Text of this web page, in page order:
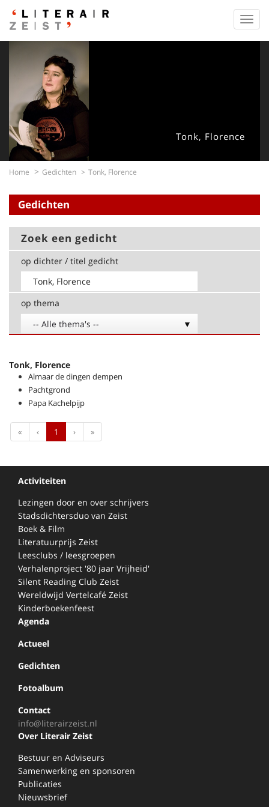
Tonk, Florence
Home Gedichten Tonk, Florence
Gedichten
Zoek een gedicht
op dichter / titel gedicht
op thema
-- Alle thema's --
Tonk, Florence
Almaar de dingen dempen
Pachtgrond
Papa Kachelpijp
«First ‹Previous
1 ›Next»Last
Activiteiten
Lezingen door en over schrijvers
Stadsdichtersduo van Zeist
Boek & Film
Literatuurprijs Zeist
Leesclubs / leesgroepen
Verhalenproject '80 jaar Vrijheid'
Silent Reading Club Zeist
Wereldwijd Vertelcafé Zeist
Kinderboekenfeest
Agenda
Actueel
Gedichten
Fotoalbum
Contact
info@literairzeist.nl
Over Literair Zeist
Bestuur en Adviseurs
Samenwerking en sponsoren
Publicaties
Nieuwsbrief